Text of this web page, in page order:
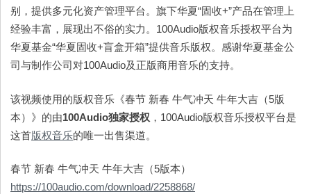
别，提供多元化资产管理平台。旗下华夏“固收+”产品在管理上
经验丰富，展现出不俗的实力。100Audio版权音乐授权平台为
华夏基金“华夏固收+盲盒开箱”提供音乐版权。感谢华夏基金公
司与制作公司对100Audio及正版商用音乐的支持。
该视频使用的版权音乐《春节 新春 牛气冲天 牛年大吉（5版
本）》的由100Audio独家授权 ，100Audio版权音乐授权平台是
这首版权音乐的唯一出售渠道。
春节 新春 牛气冲天 牛年大吉（5版本）
https://100audio.com/download/2258868/